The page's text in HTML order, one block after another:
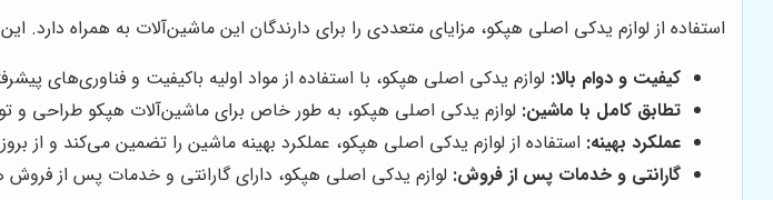
استفاده از لوازم یدکی اصلی هپکو، مزایای متعددی را برای دارندگان این ماشین‌آلات به همراه دارد.
کیفیت و دوام بالا: لوازم یدکی اصلی هپکو، با استفاده از مواد اولیه باکیفیت و فناوری‌های
تطابق کامل با ماشین: لوازم یدکی اصلی هپکو، به طور خاص برای ماشین‌آلات هپکو طراحی و
عملکرد بهینه: استفاده از لوازم یدکی اصلی هپکو، عملکرد بهینه ماشین را تضمین می‌کند و از
گارانتی و خدمات پس از فروش: لوازم یدکی اصلی هپکو، دارای گارانتی و خدمات پس از